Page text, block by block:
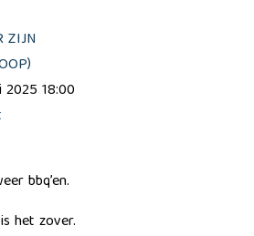
2025 18:00
bbq’en.
het zover.